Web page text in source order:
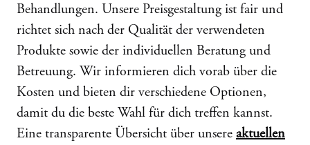
Behandlungen. Unsere Preisgestaltung ist fair und
richtet sich nach der Qualität der verwendeten
Produkte sowie der individuellen Beratung und
Betreuung. Wir informieren dich vorab über die
Kosten und bieten dir verschiedene Optionen,
damit du die beste Wahl für dich treffen kannst.
Eine transparente Übersicht über unsere aktuellen